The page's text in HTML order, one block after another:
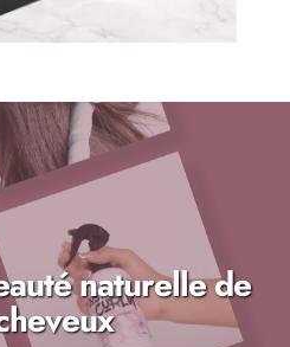
naturelle de